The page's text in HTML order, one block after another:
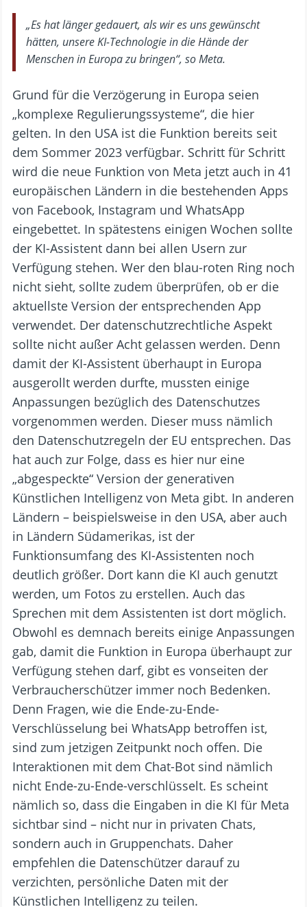
„Es hat länger gedauert, als wir es uns gewünscht
hätten, unsere KI-Technologie in die Hände der
Menschen in Europa zu bringen“, so Meta.
Grund für die Verzögerung in Europa seien
„komplexe Regulierungssysteme“, die hier
gelten. In den USA ist die Funktion bereits seit
dem Sommer 2023 verfügbar. Schritt für Schritt
wird die neue Funktion von Meta jetzt auch in 41
europäischen Ländern in die bestehenden Apps
von Facebook, Instagram und WhatsApp
eingebettet. In spätestens einigen Wochen sollte
der KI-Assistent dann bei allen Usern zur
Verfügung stehen. Wer den blau-roten Ring noch
nicht sieht, sollte zudem überprüfen, ob er die
aktuellste Version der entsprechenden App
verwendet. Der datenschutzrechtliche Aspekt
sollte nicht außer Acht gelassen werden. Denn
damit der KI-Assistent überhaupt in Europa
ausgerollt werden durfte, mussten einige
Anpassungen bezüglich des Datenschutzes
vorgenommen werden. Dieser muss nämlich
den Datenschutzregeln der EU entsprechen. Das
hat auch zur Folge, dass es hier nur eine
„abgespeckte“ Version der generativen
Künstlichen Intelligenz von Meta gibt. In anderen
Ländern – beispielsweise in den USA, aber auch
in Ländern Südamerikas, ist der
Funktionsumfang des KI-Assistenten noch
deutlich größer. Dort kann die KI auch genutzt
werden, um Fotos zu erstellen. Auch das
Sprechen mit dem Assistenten ist dort möglich.
Obwohl es demnach bereits einige Anpassungen
gab, damit die Funktion in Europa überhaupt zur
Verfügung stehen darf, gibt es vonseiten der
Verbraucherschützer immer noch Bedenken.
Denn Fragen, wie die Ende-zu-Ende-
Verschlüsselung bei WhatsApp betroffen ist,
sind zum jetzigen Zeitpunkt noch offen. Die
Interaktionen mit dem Chat-Bot sind nämlich
nicht Ende-zu-Ende-verschlüsselt. Es scheint
nämlich so, dass die Eingaben in die KI für Meta
sichtbar sind – nicht nur in privaten Chats,
sondern auch in Gruppenchats. Daher
empfehlen die Datenschützer darauf zu
verzichten, persönliche Daten mit der
Künstlichen Intelligenz zu teilen.